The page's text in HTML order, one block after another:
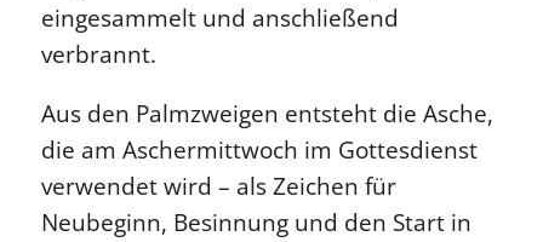
eingesammelt und anschließend
verbrannt.
Aus den Palmzweigen entsteht die Asche,
die am Aschermittwoch im Gottesdienst
verwendet wird – als Zeichen für
Neubeginn, Besinnung und den Start in